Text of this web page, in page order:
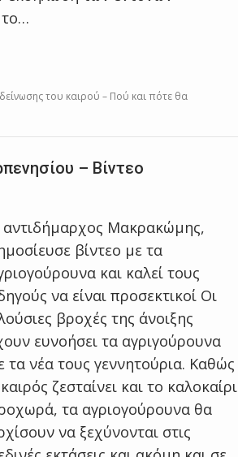
το…
του καιρού – Πού και πότε θα
– Βίντεο
Μακρακώμης,
βίντεο με τα
και καλεί τους
να είναι προσεκτικοί Οι
βροχές της άνοιξης
ευνοήσει τα αγριγούρουνα
τα νέα τους γεννητούρια. Καθώς
ζεσταίνει και το καλοκαίρι
τα αγριογούρουνα θα
να ξεχύνονται στις